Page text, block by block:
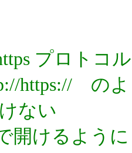
プロトコ
のよ
ない
けるように